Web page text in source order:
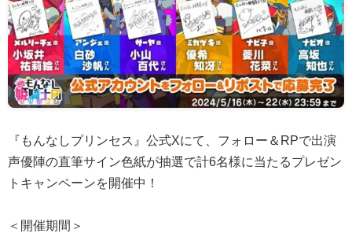
『もんなしプリンセス』公式Xにて、フォロー＆RPで出演
声優陣の直筆サイン色紙が抽選で計6名様に当たるプレゼン
トキャンペーンを開催中！
＜開催期間＞